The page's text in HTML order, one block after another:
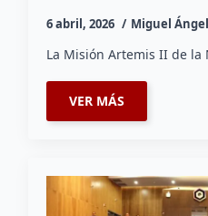
6 abril, 2026 Miguel
La Misión Artemis II de la
VER MÁS